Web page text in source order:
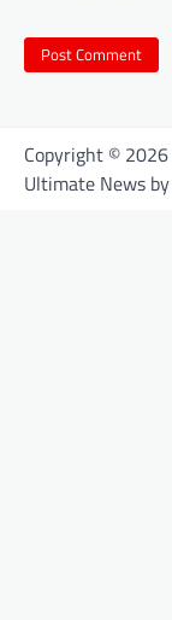
Copyright © 2026
Ultimate News by